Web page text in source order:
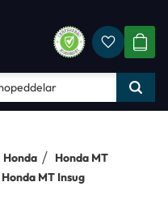
Honda
Honda MT
Honda MT Insug